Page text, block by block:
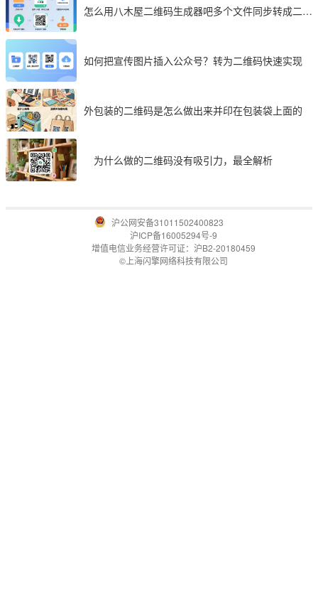
怎么用八木屋二维码生成器吧多个文件同步转成二维
如何把宣传图片插入公众号？转为二维码快速实现
外包装的二维码是怎么做出来并印在包装袋上面的
为什么做的二维码没有吸引力，最全解析
沪公网安备31011502400823
沪ICP备16005294号-9
增值电信业务经营许可证：沪B2-20180459
©上海闪擎网络科技有限公司